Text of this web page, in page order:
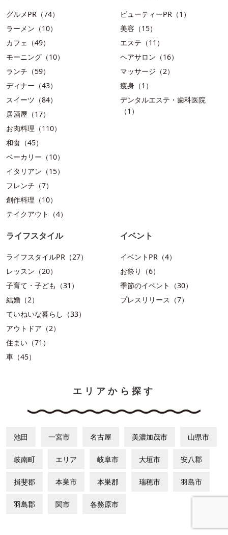
グルメPR（74）
ラーメン（10）
カフェ（49）
モーニング（10）
ランチ（59）
ディナー（43）
スイーツ（84）
居酒屋（17）
お肉料理（110）
和食（45）
ベーカリー（10）
イタリアン（15）
フレンチ（7）
創作料理（10）
テイクアウト（4）
ビューティーPR（1）
美容（15）
エステ（11）
ヘアサロン（16）
マッサージ（2）
痩身（1）
デンタルエステ・歯科医院
（1）
ライフスタイル
ライフスタイルPR（27）
レッスン（20）
子育て・子ども（31）
結婚（2）
ていねいな暮らし（33）
アウトドア（2）
住まい（71）
車（45）
イベント
イベントPR（4）
お祭り（6）
季節のイベント（30）
プレスリリース（7）
エリアから探す
池田 一宮市 名古屋 美濃加茂市 山県市
岐南町 エリア 岐阜市 大垣市 安八郡
揖斐郡 本巣市 本巣郡 瑞穂市 羽島市
羽島郡 関市 各務原市